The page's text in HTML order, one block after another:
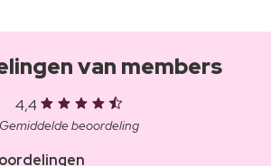
van members
4,4
Gemiddelde beoordeling